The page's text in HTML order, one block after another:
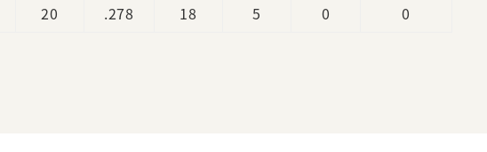
20 .278 18 5 0 0